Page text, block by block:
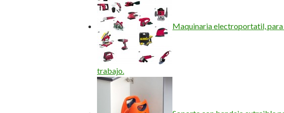
Maquinaria electroportatil, para
trabajo.